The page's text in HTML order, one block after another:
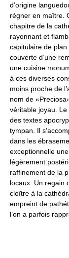
d’origine
régner en maître.
chapitre de la
rayonnant et
capitulaire de plan
couverte d’une
une cuisine
à ces diverses
moins proche de
nom de
véritable joyau. Le
des textes
tympan. Il
dans les
exceptionnelle
légèrement
raffinement de la
locaux. Un regain
cloître à la
empreint de
l’on a parfois